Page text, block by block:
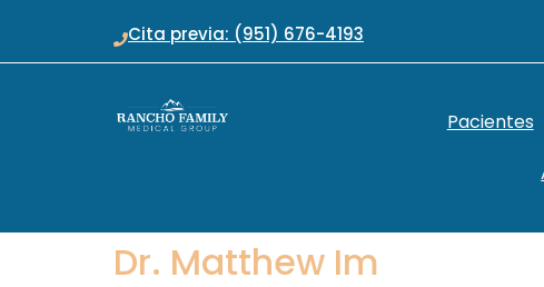
Cita previa: (951) 676-4193
Pacientes
Dr. Matthew Im